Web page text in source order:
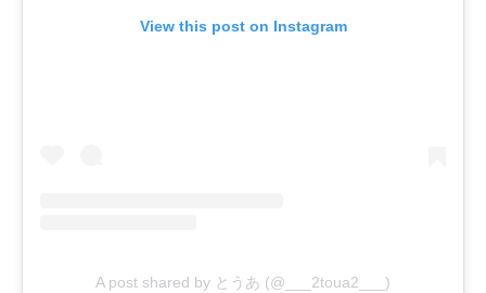
View this post on Instagram
A post shared by とうあ (@___2toua2___)